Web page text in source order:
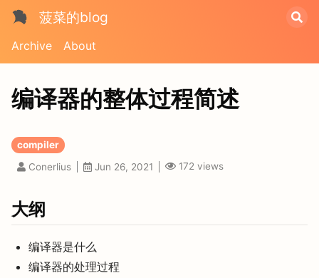
菠菜的blog
Archive About
编译器的整体过程简述
compiler
Conerlius
Jun 26, 2021 172 views
大纲
编译器是什么
编译器的处理过程